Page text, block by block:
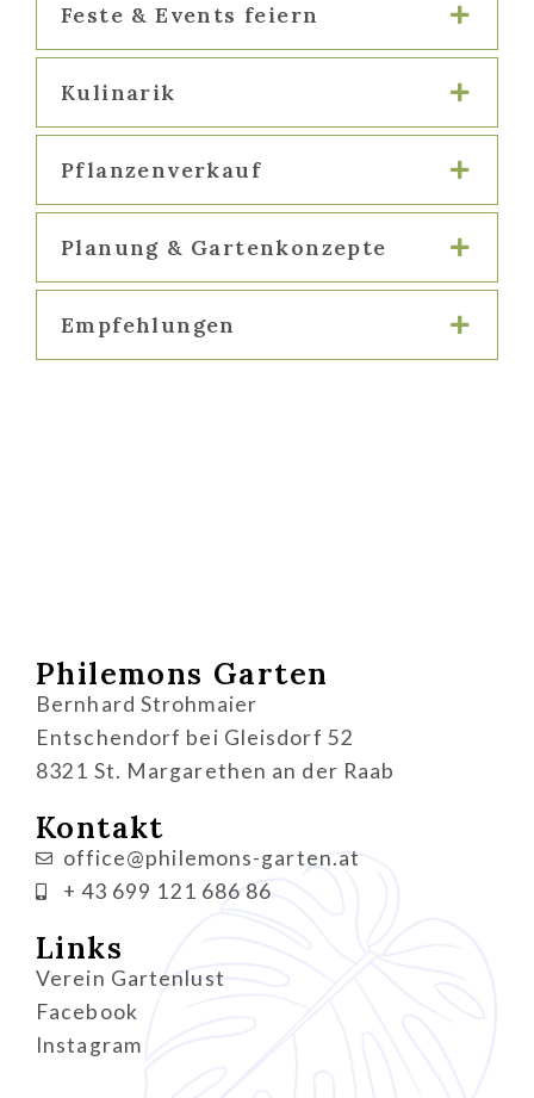
Feste & Events feiern
Kulinarik
Pflanzenverkauf
Planung & Gartenkonzepte
Empfehlungen
Philemons Garten
Bernhard Strohmaier
Entschendorf bei Gleisdorf 52
8321 St. Margarethen an der Raab
Kontakt
office@philemons-garten.at
+ 43 699 121 686 86
Links
Verein Gartenlust
Facebook
Instagram